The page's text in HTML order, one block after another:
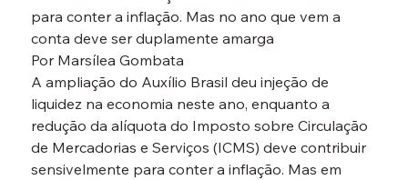
para conter a inflação. Mas no ano que vem a
conta deve ser duplamente amarga
Por Marsílea Gombata
A ampliação do Auxílio Brasil deu injeção de
liquidez na economia neste ano, enquanto a
redução da alíquota do Imposto sobre Circulação
de Mercadorias e Serviços (ICMS) deve contribuir
sensivelmente para conter a inflação. Mas em